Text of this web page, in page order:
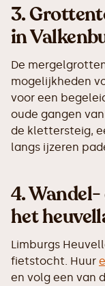
3.
in
De
mogelijkheden
voor een
oude gangen
de klettersteig,
langs ijzeren
4.
het
Limburgs
fietstocht. Huur
en volg een van